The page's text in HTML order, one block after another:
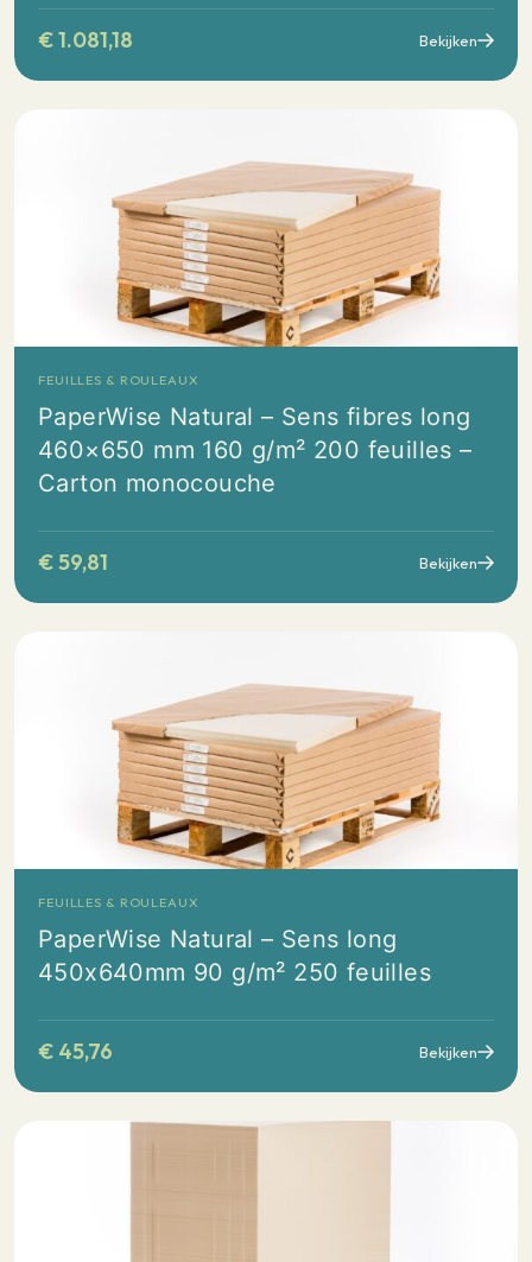
€1.081,18 Bekijken
FEUILLES & ROULEAUX
PaperWise Natural – Sens fibres long
460×650 mm 160 g/m² 200 feuilles –
Carton monocouche
€59,81 Bekijken
FEUILLES & ROULEAUX
PaperWise Natural – Sens long
450x640mm 90 g/m² 250 feuilles
€ 45,76 Bekijken